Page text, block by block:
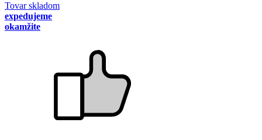
Tovar skladom
expedujeme
okamžite